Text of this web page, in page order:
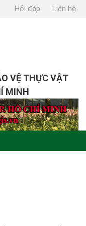
Hỏi đáp Liên hệ
VỆ THỰC VẬT
MINH